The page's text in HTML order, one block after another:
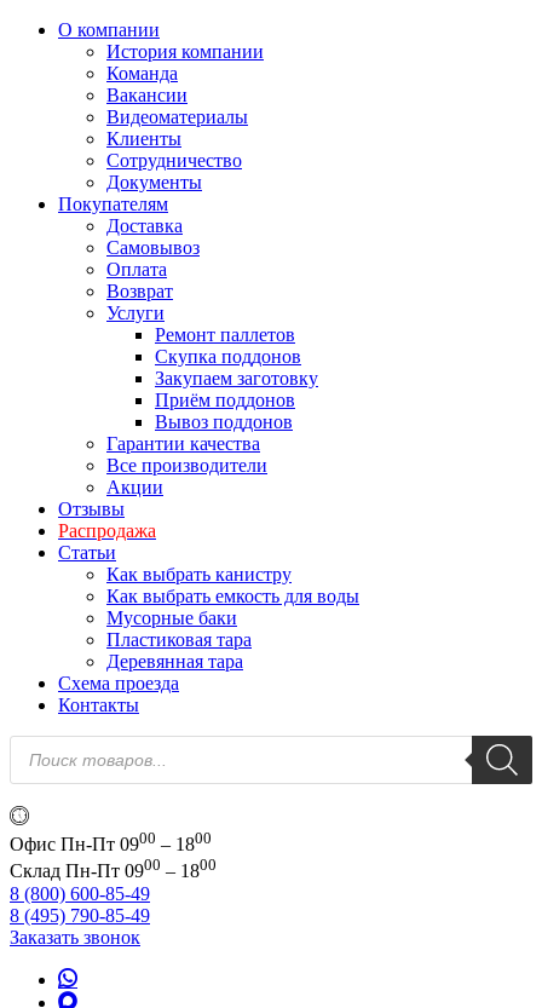
О компании
История компании
Команда
Вакансии
Видеоматериалы
Клиенты
Сотрудничество
Документы
Покупателям
Доставка
Самовывоз
Оплата
Возврат
Услуги
Ремонт паллетов
Скупка поддонов
Закупаем заготовку
Приём поддонов
Вывоз поддонов
Гарантии качества
Все производители
Акции
Отзывы
Распродажа
Статьи
Как выбрать канистру
Как выбрать емкость для воды
Мусорные баки
Пластиковая тара
Деревянная тара
Схема проезда
Контакты
Поиск
товаров
Офис Пн-Пт 0900 – 1800
Склад Пн-Пт 0900 – 1800
8 (800) 600-85-49
8 (495) 790-85-49
Заказать звонок